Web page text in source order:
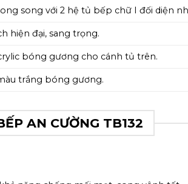
song với 2 hệ tủ bếp chữ I đối diện
hiện đại, sang trọng.
bóng gương cho cánh tủ trên.
trắng bóng gương.
AN CƯỜNG TB132